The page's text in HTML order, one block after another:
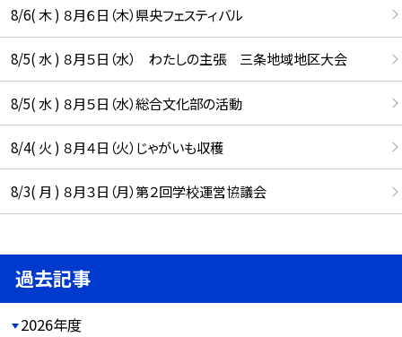
8/6( 木 ) ８月６日（木）県央フェスティバル
8/5( 水 ) ８月５日（水） わたしの主張 三条地域地区大会
8/5( 水 ) ８月５日（水）総合文化部の活動
8/4( 火 ) ８月４日（火）じゃがいも収穫
8/3( 月 ) ８月３日（月）第２回学校運営協議会
過去記事
2026年度